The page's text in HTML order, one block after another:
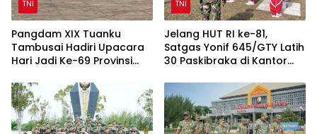
TNI
Pangdam XIX Tuanku
Tambusai Hadiri Upacara
Hari Jadi Ke-69 Provinsi
TNI
Jelang HUT RI ke-81,
Satgas Yonif 645/GTY Latih
30 Paskibraka di Kantor